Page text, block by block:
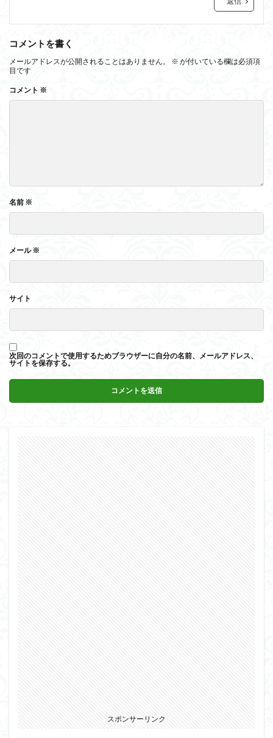
コメントを書く
メールアドレスが公開されることはありません。 ※ が付いている欄は必須項
目です
コメント ※
名前 ※
メール※
サイト
次回のコメントで使用するためブラウザーに自分の名前、メールアドレス、
サイトを保存する。
スポンサーリンク